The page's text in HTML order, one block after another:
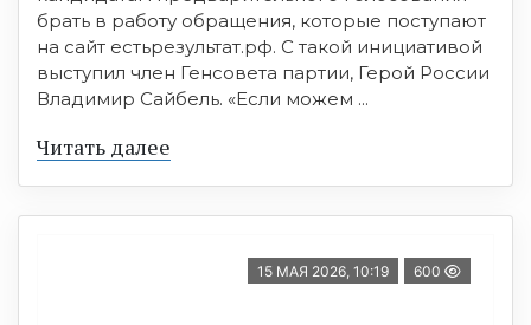
брать в работу обращения, которые поступают
на сайт естьрезультат.рф. С такой инициативой
выступил член Генсовета партии, Герой России
Владимир Сайбель. «Если можем ...
Читать далее
15 МАЯ 2026, 10:19 600